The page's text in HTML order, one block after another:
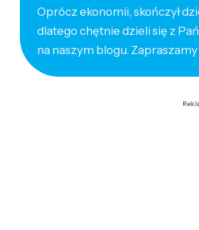
Oprócz ekonomii, skończył
dlatego chętnie dzieli się z
na naszym blogu.